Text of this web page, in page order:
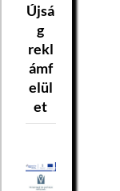
Újsá
g
rekl
ámf
elül
et